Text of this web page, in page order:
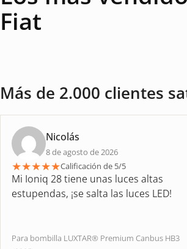
Fiat
Más de 2.000 clientes
Nicolás
8 de agosto de 2026
★★★★★Calificación de 5/5
Mi Ioniq 28 tiene unas luces altas
estupendas, ¡se salta las luces LED!
Para bombilla LUXTAR® Premium Canbus HB3